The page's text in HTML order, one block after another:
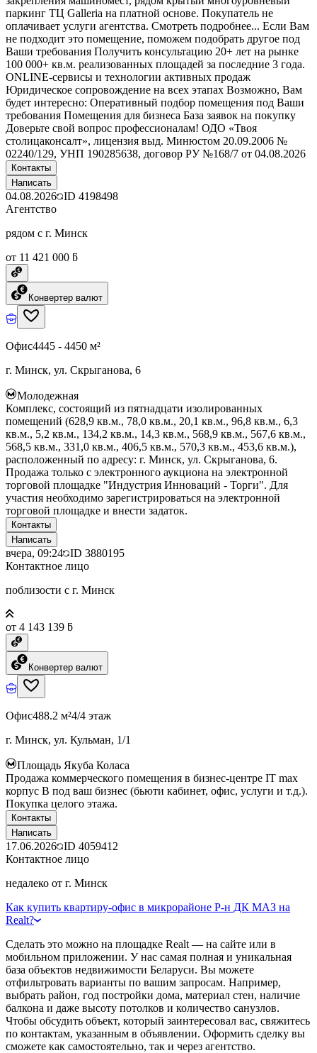
паркинг ТЦ Galleria на платной основе. Покупатель не
оплачивает услуги агентства. Смотреть подробнее... Если Вам
не подходит это помещение, поможем подобрать другое под
Ваши требования Получить консультацию 20+ лет на рынке
100 000+ кв.м. реализованных площадей за последние 3 года.
ONLINE-сервисы и технологии активных продаж
Юридическое сопровождение на всех этапах Возможно, Вам
будет интересно: Оперативный подбор помещения под Ваши
требования Помещения для бизнеса База заявок на покупку
Доверьте свой вопрос профессионалам! ОДО «Твоя
столицаконсалт», лицензия выд. Минюстом 20.09.2006 №
02240/129, УНП 190285638, договор РУ №168/7 от 04.08.2026
Контакты
Написать
04.08.2026 ID 4198498
Агентство
рядом с г. Минск
от 11 421 000 ƃ
Конвертер валют
Офис4445 - 4450 м²
г. Минск, ул. Скрыганова, 6
Молодежная
Комплекс, состоящий из пятнадцати изолированных
помещений (628,9 кв.м., 78,0 кв.м., 20,1 кв.м., 96,8 кв.м., 6,3
кв.м., 5,2 кв.м., 134,2 кв.м., 14,3 кв.м., 568,9 кв.м., 567,6 кв.м.,
568,5 кв.м., 331,0 кв.м., 406,5 кв.м., 570,3 кв.м., 453,6 кв.м.),
расположенный по адресу: г. Минск, ул. Скрыганова, 6.
Продажа только с электронного аукциона на электронной
торговой площадке "Индустрия Инноваций - Торги". Для
участия необходимо зарегистрироваться на электронной
торговой площадке и внести задаток.
Контакты
Написать
вчера, 09:24 ID 3880195
Контактное лицо
поблизости с г. Минск
от 4 143 139 ƃ
Конвертер валют
Офис488.2 м²4/4 этаж
г. Минск, ул. Кульман, 1/1
Площадь Якуба Коласа
Продажа коммерческого помещения в бизнес-центре IT max
корпус B под ваш бизнес (бьюти кабинет, офис, услуги и т.д.).
Покупка целого этажа.
Контакты
Написать
17.06.2026 ID 4059412
Контактное лицо
недалеко от г. Минск
Как купить квартиру-офис в микрорайоне Р-н ДК МАЗ на
Realt?
Сделать это можно на площадке Realt — на сайте или в
мобильном приложении. У нас самая полная и уникальная
база объектов недвижимости Беларуси. Вы можете
отфильтровать варианты по вашим запросам. Например,
выбрать район, год постройки дома, материал стен, наличие
балкона и даже высоту потолков и количество санузлов.
Чтобы обсудить объект, который заинтересовал вас, свяжитесь
по контактам, указанным в объявлении. Оформить сделку вы
сможете как самостоятельно, так и через агентство.